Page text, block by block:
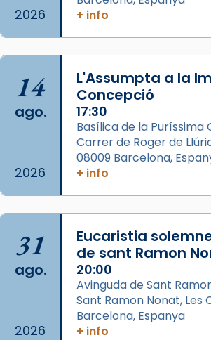
comitè organitzador de la
L’arquebisbe de Barcelona, el
Josep Omella, ha presidit la
concelebrat el bisbe auxiliar
Mons. David Abadías.
📸 Dr. G. Simón
Foto
Arquebisbat de Barcelona
2 weeks ago
Memòria de les santes Juliana i
Semproniana, verges i màrtirs.
Acompanyant la història de
partir de l’Edat Mitjana sorgeix
2026
+ info
14
ago.
2026
L'Assumpta a la
Concepció
17:30
Basílica de la Puríssima
Carrer de Roger de
08009 Barcelona,
+ info
31
ago.
2026
Eucaristia
de sant Ramon
20:00
Avinguda de Sant
Sant Ramon Nonat, Les
Barcelona, Espanya
+ info